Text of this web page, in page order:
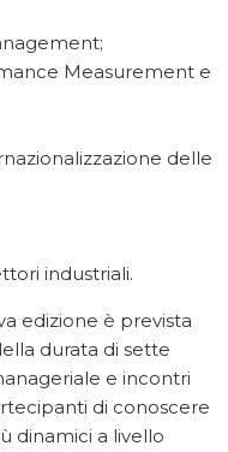
Measurement e
delle
industriali.
edizione è prevista
durata di sette
e incontri
di conoscere
dinamici a livello